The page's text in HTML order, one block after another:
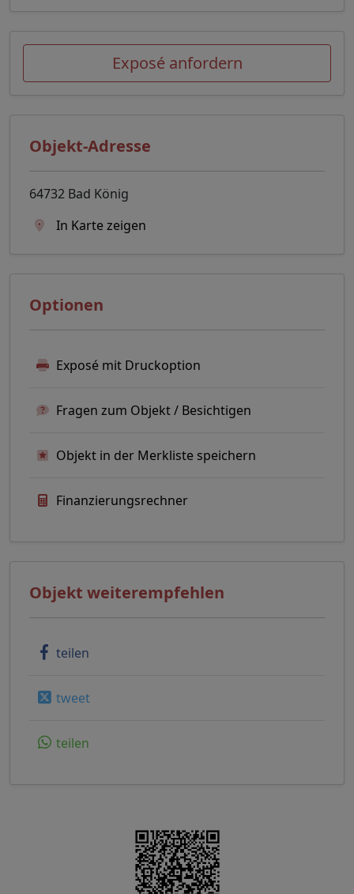
Exposé anfordern
Objekt-Adresse
64732 Bad König
In Karte zeigen
Optionen
Exposé mit Druckoption
Fragen zum Objekt / Besichtigen
Objekt in der Merkliste speichern
Finanzierungsrechner
Objekt weiterempfehlen
teilen
tweet
teilen